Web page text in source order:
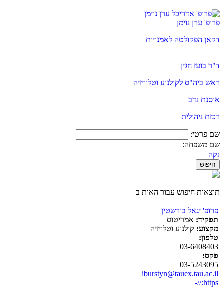
פרופ' ערן נוימן
דקאן הפקולטה לאמנויות
ד"ר בועז חגין
ראש ביה"ס לקולנוע וטלוויזיה
אוסנת נדב
רכזת ניהולית
שם פרטי:
שם משפחה:
נקה
תוצאות חיפוש עבור האות ב
פרופ' יגאל בורשטין
תפקיד: אמריטוס
מקצוע: קולנוע וטלויזיה
טלפון:
03-6408403
פקס:
03-5243095
iburstyn@tauex.tau.ac.il
https://-